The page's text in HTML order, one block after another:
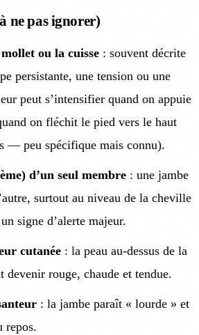
ne pas ignorer)
ou la cuisse : souvent décrite
persistante, une tension ou une
peut s’intensifier quand on appuie
on fléchit le pied vers le haut
— peu spécifique mais connu).
d’un seul membre : une jambe
surtout au niveau de la cheville
signe d’alerte majeur.
cutanée : la peau au-dessus de la
devenir rouge, chaude et tendue.
: la jambe paraît « lourde » et
repos.